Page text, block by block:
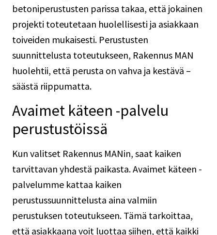
betoniperustusten parissa takaa, että jokainen
projekti toteutetaan huolellisesti ja asiakkaan
toiveiden mukaisesti. Perustusten
suunnittelusta toteutukseen, Rakennus MAN
huolehtii, että perusta on vahva ja kestävä –
säästä riippumatta.
Avaimet käteen -palvelu
perustustöissä
Kun valitset Rakennus MANin, saat kaiken
tarvittavan yhdestä paikasta. Avaimet käteen -
palvelumme kattaa kaiken
perustussuunnittelusta aina valmiin
perustuksen toteutukseen. Tämä tarkoittaa,
että asiakkaana voit luottaa siihen, että kaikki